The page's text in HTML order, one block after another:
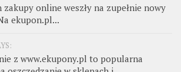
zakupy online weszły na zupełnie nowy
ekupon.pl...
z www.ekupony.pl to popularna